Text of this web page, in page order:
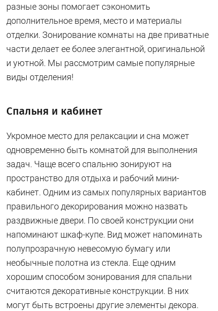
разные зоны помогает сэкономить
дополнительное время, место и материалы
отделки. Зонирование комнаты на две приватные
части делает ее более элегантной, оригинальной
и уютной. Мы рассмотрим самые популярные
виды отделения!
Спальня и кабинет
Укромное место для релаксации и сна может
одновременно быть комнатой для выполнения
задач. Чаще всего спальню зонируют на
пространство для отдыха и рабочий мини-
кабинет. Одним из самых популярных вариантов
правильного декорирования можно назвать
раздвижные двери. По своей конструкции они
напоминают шкаф-купе. Вид может напоминать
полупрозрачную невесомую бумагу или
необычные полотна из стекла. Еще одним
хорошим способом зонирования для спальни
считаются декоративные конструкции. В них
могут быть встроены другие элементы декора.